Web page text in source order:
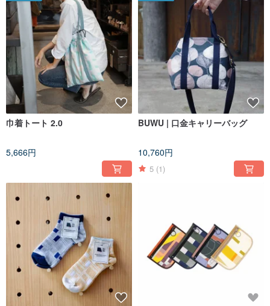
巾着トート 2.0
5,666円
BUWU | 口金キャリーバッグ
10,760円
5 (1)